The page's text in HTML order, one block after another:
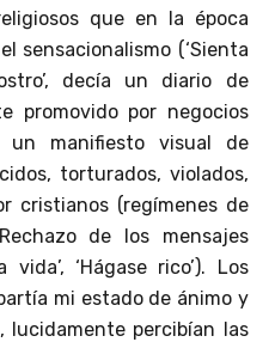
que en la época
sensacionalismo (‘Sienta
decía un diario de
promovido por negocios
un manifiesto visual de
torturados, violados,
cristianos (regímenes de
de los mensajes
‘Hágase rico’). Los
mi estado de ánimo y
percibían las